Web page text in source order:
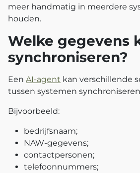
meer handmatig in meerdere
houden.
Welke gegevens
synchroniseren?
Een AI-agent kan verschillende
tussen systemen
Bijvoorbeeld:
bedrijfsnaam;
NAW-gegevens;
contactpersonen;
telefoonnummers;